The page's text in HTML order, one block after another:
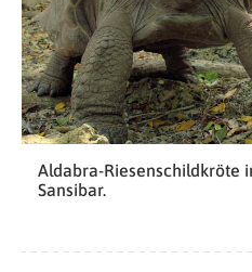
Aldabra-Riesenschildkröte
Sansibar.